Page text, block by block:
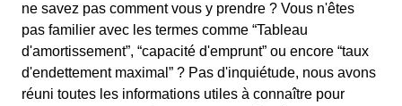
ne savez pas comment vous y prendre ? Vous n'êtes
pas familier avec les termes comme “Tableau
d'amortissement”, “capacité d'emprunt” ou encore “taux
d'endettement maximal” ? Pas d'inquiétude, nous avons
réuni toutes les informations utiles à connaître pour